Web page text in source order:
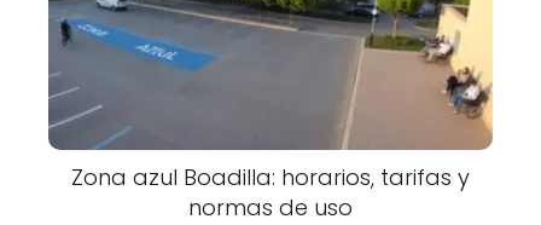
Zona azul Boadilla: horarios, tarifas y
normas de uso